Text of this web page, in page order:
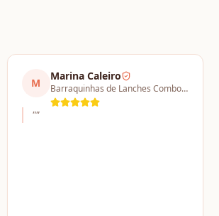
M
Marina Caleiro
Barraquinhas de Lanches Combo a partir de 4 barracas
""